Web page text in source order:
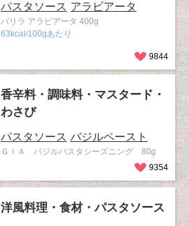
パスタソース アラビアータ
バリラ アラビアータ 400g
63kcal/100gあたり
9844
香辛料・調味料・マスタード・
わさび
パスタソース バジルペースト
ＧＩＡ バジルパスタシーズニング 80g
9354
洋風料理・食材・パスタソース